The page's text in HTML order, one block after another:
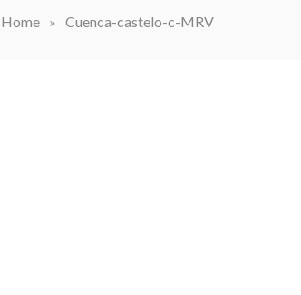
Home » Cuenca-castelo-c-MRV